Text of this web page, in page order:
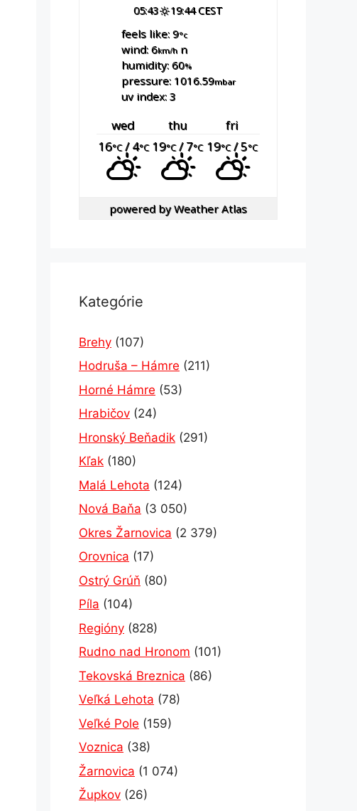
05:43 19:44 CEST
feels like: 9°c
wind: 6km/hn
humidity: 60%
pressure: 1016.59mbar
uv index: 3
wed thu
fri
16°C/ 4°C 19°C/ 7°C 19°C/ 5°C
powered byWeather Atlas
Kategórie
Brehy (107)
Hodruša – Hámre (211)
Horné Hámre (53)
Hrabičov (24)
Hronský Beňadik (291)
Kľak (180)
Malá Lehota (124)
Nová Baňa (3 050)
Okres Žarnovica (2 379)
Orovnica (17)
Ostrý Grúň (80)
Píla (104)
Regióny (828)
Rudno nad Hronom (101)
Tekovská Breznica (86)
Veľká Lehota (78)
Veľké Pole (159)
Voznica (38)
Žarnovica (1 074)
Župkov (26)